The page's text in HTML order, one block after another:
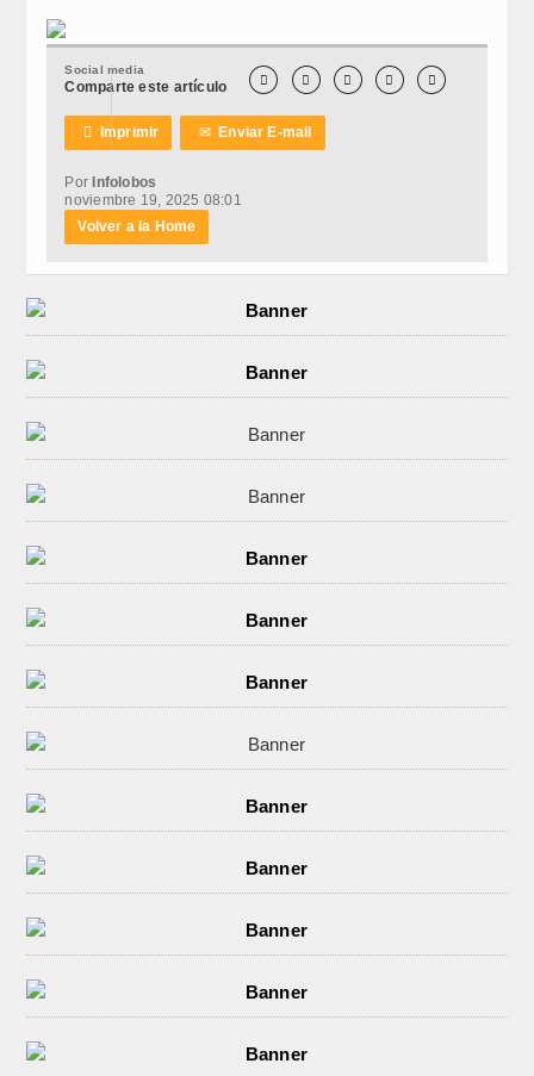
Social media
Comparte este artículo     
 Imprimir ✉Enviar E-mail
Por Infolobos
noviembre 19, 2025 08:01
Volver a la Home